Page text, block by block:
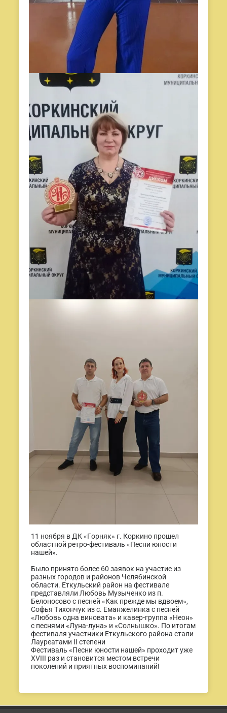
11 ноября в ДК «Горняк» г. Коркино прошел
областной ретро-фестиваль «Песни юности
нашей».
Было принято более 60 заявок на участие из
разных городов и районов Челябинской
области. Еткульский район на фестивале
представляли Любовь Музыченко из п.
Белоносово с песней «Как прежде мы вдвоем»,
Софья Тихончук из с. Еманжелинка с песней
«Любовь одна виновата» и кавер-группа «Неон»
с песнями «Луна-луна» и «Солнышко». По итогам
фестиваля участники Еткульского района стали
Лауреатами II степени
Фестиваль «Песни юности нашей» проходит уже
XVIII раз и становится местом встречи
поколений и приятных воспоминаний!